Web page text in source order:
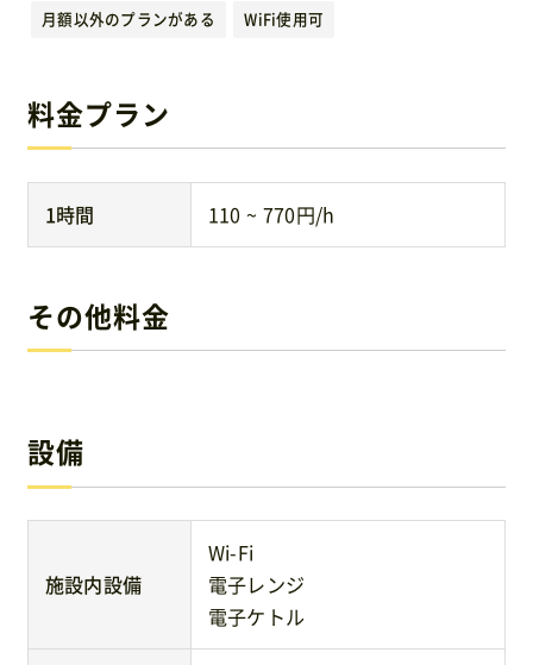
お問い合わせ
月額以外のプランがある WiFi使用可
料金プラン
1時間 110 ~ 770円/h
その他料金
設備
施設内設備
Wi-Fi
電子レンジ
電子ケトル